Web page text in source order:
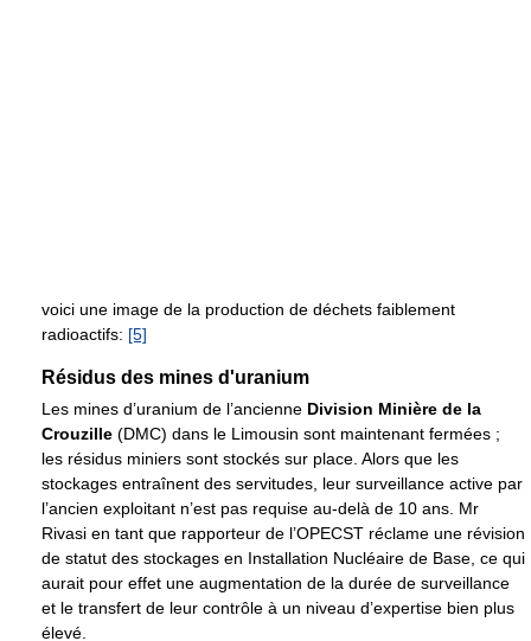
voici une image de la production de déchets faiblement
radioactifs: [5]
Résidus des mines d'uranium
Les mines d’uranium de l’ancienne Division Minière de la
Crouzille (DMC) dans le Limousin sont maintenant fermées ;
les résidus miniers sont stockés sur place. Alors que les
stockages entraînent des servitudes, leur surveillance active par
l’ancien exploitant n’est pas requise au-delà de 10 ans. Mr
Rivasi en tant que rapporteur de l’OPECST réclame une révision
de statut des stockages en Installation Nucléaire de Base, ce qui
aurait pour effet une augmentation de la durée de surveillance
et le transfert de leur contrôle à un niveau d’expertise bien plus
élevé.